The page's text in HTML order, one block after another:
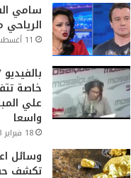
سامي
11 أغسطس 2022
خاصة
علي
واسعا
18 فبراير 2023
وسائل
تكشف